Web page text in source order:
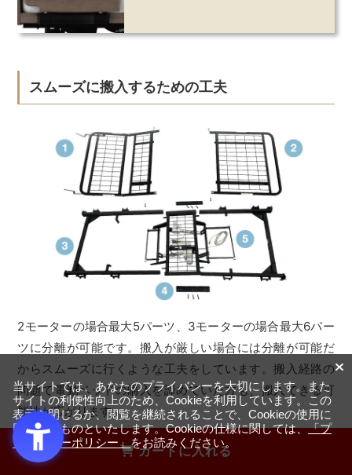
カートに入れる
スムーズに搬入するための工夫
2モーターの場合最大5パーツ、3モーターの場合最大6パー
ツに分離が可能です。搬入が厳しい場合には分離が可能だ
からスムーズに行くような工夫をしています。搬入経路の
問題で電動ベッドの購入を諦めていた方も、搬入できる可
能性が広がります。
当サイトでは、あなたのプライバシーを大切にします。また
サイトの利便性向上のため、Cookieを利用しています。この
表示を閉じるか、閲覧を継続されることで、Cookieの使用に
同意するものといたします。Cookieの仕様に関しては、「プ
ライバシーポリシー」をお読みください。